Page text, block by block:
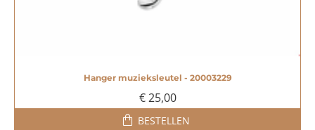
Hanger muzieksleutel - 20003229
€ 25,00
BESTELLEN